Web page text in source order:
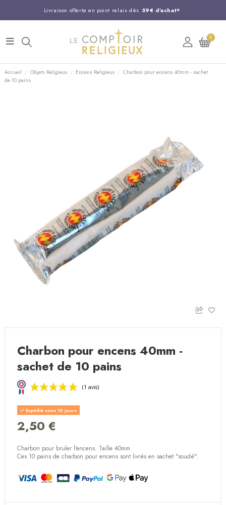
Livraison offerte en point relais dès 59€ d'achat*
Entreprise Française familiale
Support client disponible au 03 20 24 74 15
Commandez avant 14H, expédition le jour même !
0
Accueil Objets Religieux Encens Religieux
Charbon pour encens 40mm - sachet
de 10 pains
Charbon pour encens 40mm -
sachet de 10 pains
(1 avis)
Expédié sous 10 jours
2,50 €
Charbon pour bruler l'encens. Taille 40mm
Ces 10 pains de charbon pour encens sont livrés en sachet "soudé".